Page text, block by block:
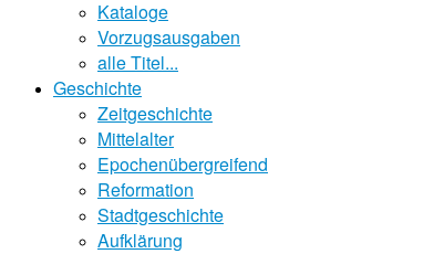
Kataloge
Vorzugsausgaben
alle Titel...
Geschichte
Zeitgeschichte
Mittelalter
Epochenübergreifend
Reformation
Stadtgeschichte
Aufklärung